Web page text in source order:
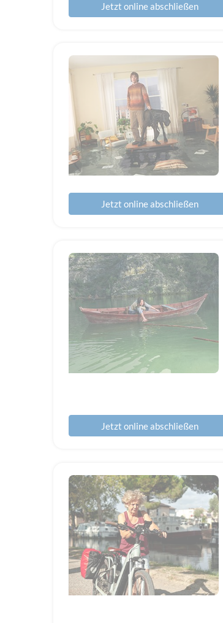
Jetzt online abschließen
Jetzt online abschließen
Jetzt online abschließen